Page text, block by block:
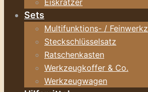
Eiskratzer
Sets
Multifunktions- /
Steckschlüsselsatz
Ratschenkasten
Werkzeugkoffer & Co.
Werkzeugwagen